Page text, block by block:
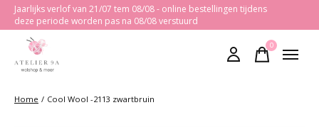
Jaarlijks verlof van 21/07 tem 08/08 - online bestellingen tijdens
deze periode worden pas na 08/08 verstuurd
0items
Home / Cool Wool -2113 zwartbruin